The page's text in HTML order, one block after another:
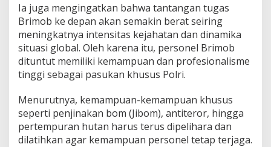
Ia juga mengingatkan bahwa tantangan tugas
Brimob ke depan akan semakin berat seiring
meningkatnya intensitas kejahatan dan dinamika
situasi global. Oleh karena itu, personel Brimob
dituntut memiliki kemampuan dan profesionalisme
tinggi sebagai pasukan khusus Polri.
Menurutnya, kemampuan-kemampuan khusus
seperti penjinakan bom (Jibom), antiteror, hingga
pertempuran hutan harus terus dipelihara dan
dilatihkan agar kemampuan personel tetap terjaga.